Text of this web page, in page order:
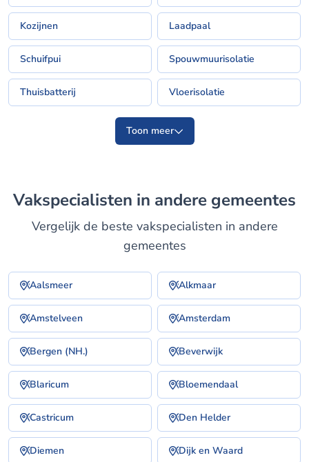
Kozijnen Laadpaal
Schuifpui Spouwmuurisolatie
Thuisbatterij Vloerisolatie
Toon meer
Vakspecialisten in andere gemeentes
Vergelijk de beste vakspecialisten in andere
gemeentes
Aalsmeer Alkmaar
Amstelveen Amsterdam
Bergen (NH.) Beverwijk
Blaricum Bloemendaal
Castricum Den Helder
Diemen Dijk en Waard